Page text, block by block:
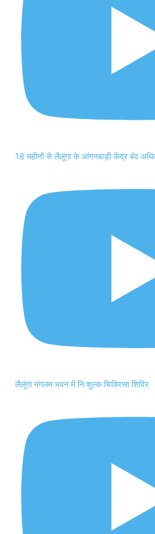
18 महीनों से लैलूंगा के आंगनबाड़ी केंद्र बंद
लैलूंगा मंगलम भवन में निःशुल्क चिकित्सा शिविर